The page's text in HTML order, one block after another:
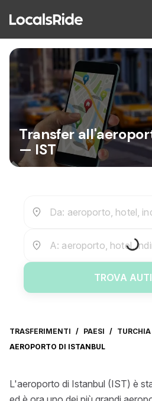
Transfer
— IST
Da: aeroporto, hotel,
A: aeroporto, hotel,
TROVA
TRASFERIMENTI / PAESI / TURCHIA
AEROPORTO DI ISTANBUL
L'aeroporto di Istanbul (IST) è